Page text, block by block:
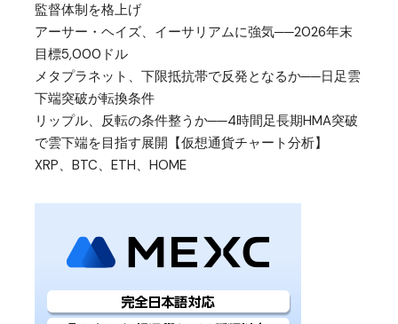
監督体制を格上げ
アーサー・ヘイズ、イーサリアムに強気──2026年末
目標5,000ドル
メタプラネット、下限抵抗帯で反発となるか──日足雲
下端突破が転換条件
リップル、反転の条件整うか──4時間足長期HMA突破
で雲下端を目指す展開【仮想通貨チャート分析】
XRP、BTC、ETH、HOME